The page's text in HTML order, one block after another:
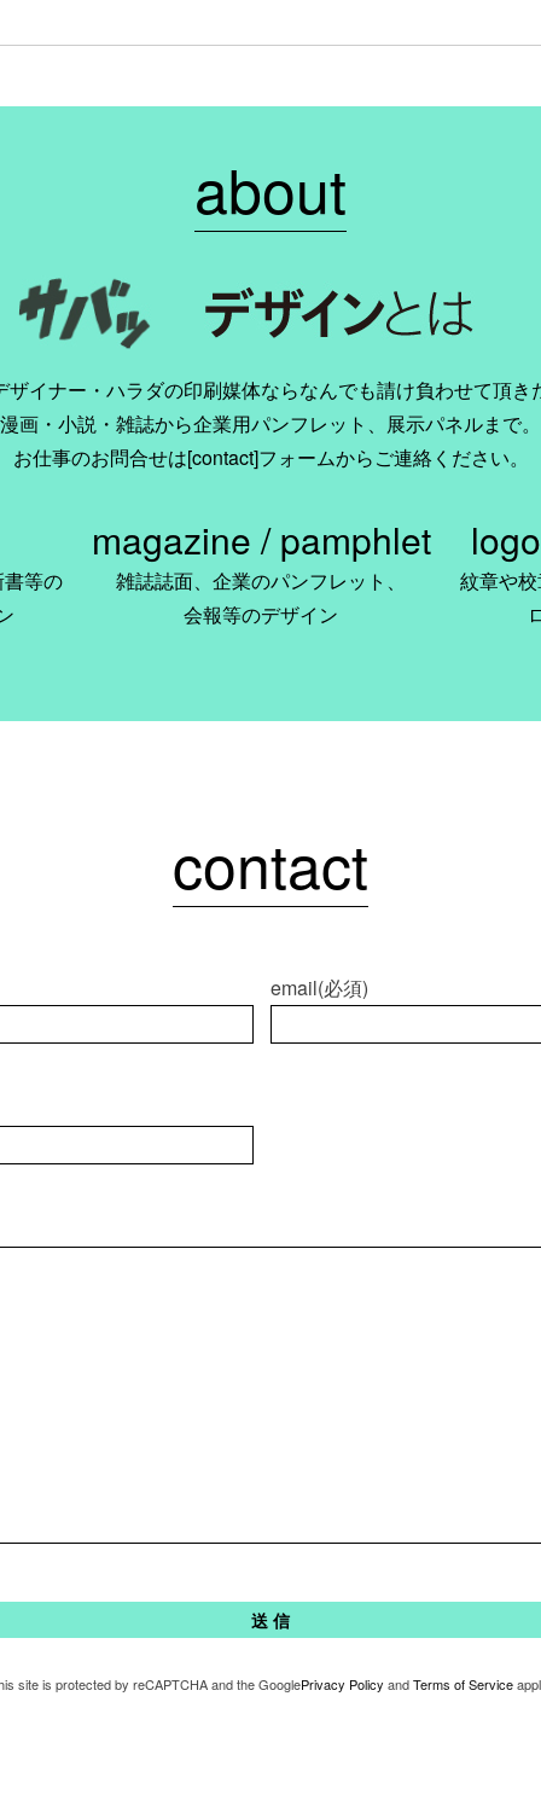
about
イナー・ハラダの印刷媒体ならなんでも請け負わせて頂
漫画・小説・雑誌から企業用パンフレット、展示パネルまで。
お仕事のお問合せは[contact]フォームからご連絡ください。
等の
magazine / pamphlet
雑誌誌面、企業のパンフレット、
会報等のデザイン
紋章や
contact
email(必須)
site is protected by reCAPTCHA and the GooglePrivacy Policy andTerms of Service